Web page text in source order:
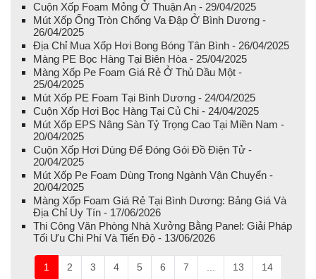
Cuộn Xốp Foam Mỏng Ở Thuận An - 29/04/2025
Mút Xốp Ống Tròn Chống Va Đập Ở Bình Dương -
26/04/2025
Địa Chỉ Mua Xốp Hơi Bong Bóng Tân Bình - 26/04/2025
Màng PE Bọc Hàng Tại Biên Hòa - 25/04/2025
Màng Xốp Pe Foam Giá Rẻ Ở Thủ Dầu Một -
25/04/2025
Mút Xốp PE Foam Tại Bình Dương - 24/04/2025
Cuộn Xốp Hơi Bọc Hàng Tại Củ Chi - 24/04/2025
Mút Xốp EPS Nâng Sàn Tỷ Trọng Cao Tại Miền Nam -
20/04/2025
Cuộn Xốp Hơi Dùng Để Đóng Gói Đồ Điện Tử -
20/04/2025
Mút Xốp Pe Foam Dùng Trong Ngành Vận Chuyển -
20/04/2025
Màng Xốp Foam Giá Rẻ Tại Bình Dương: Bảng Giá Và
Địa Chỉ Uy Tín - 17/06/2026
Thi Công Văn Phòng Nhà Xưởng Bằng Panel: Giải Pháp
Tối Ưu Chi Phí Và Tiến Độ - 13/06/2026
1 2 3 4 5 6 7 ... 13 14